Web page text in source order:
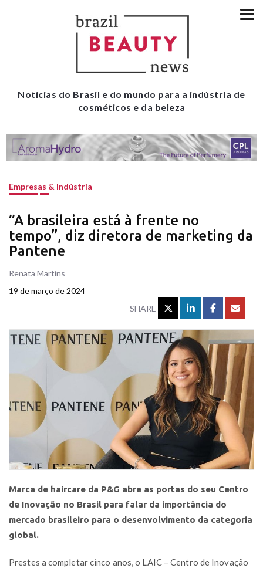
Notícias do Brasil e do mundo para a indústria de
cosméticos e da beleza
Empresas & Indústria
“A brasileira está à frente no
tempo”, diz diretora de marketing da
Pantene
Renata Martins
19 de março de 2024
SHARE
Marca de haircare da P&G abre as portas do seu Centro
de Inovação no Brasil para falar da importância do
mercado brasileiro para o desenvolvimento da categoria
global.
Prestes a completar cinco anos, o LAIC – Centro de Inovação